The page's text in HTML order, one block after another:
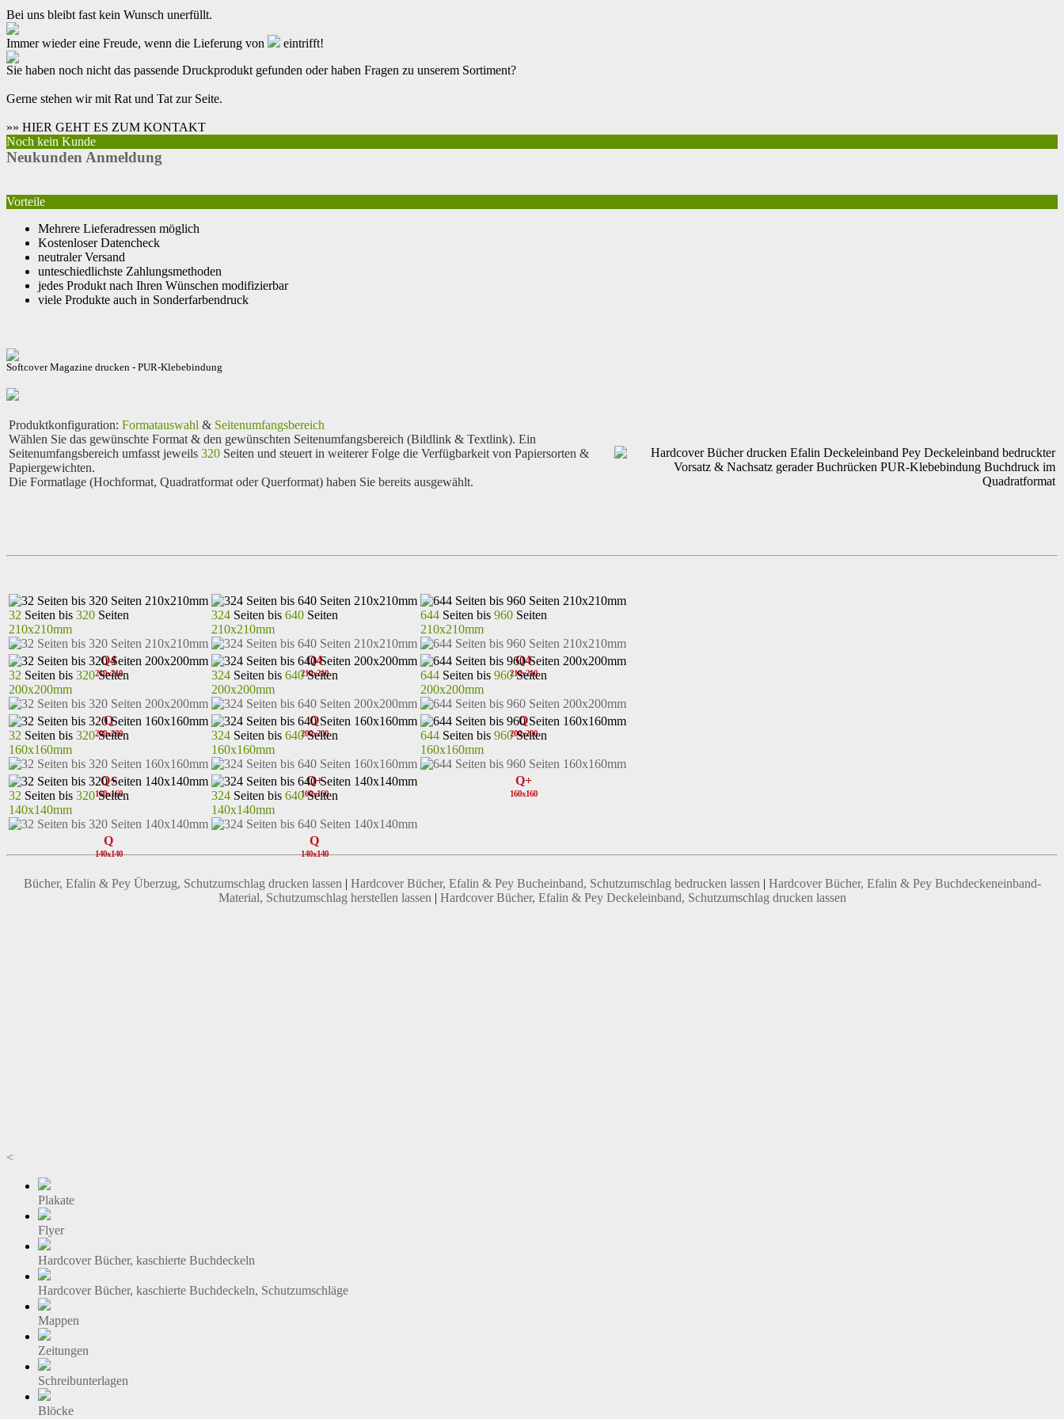
Bei uns bleibt fast kein Wunsch unerfüllt.
Immer wieder eine Freude, wenn die Lieferung von
eintrifft!
Sie haben noch nicht das passende Druckprodukt gefunden oder haben Fragen zu unserem Sortiment?
Gerne stehen wir mit Rat und Tat zur Seite.
»» HIER GEHT ES ZUM KONTAKT
Noch kein Kunde
Neukunden Anmeldung
Vorteile
Mehrere Lieferadressen möglich
Kostenloser Datencheck
neutraler Versand
unteschiedlichste Zahlungsmethoden
jedes Produkt nach Ihren Wünschen modifizierbar
viele Produkte auch in Sonderfarbendruck
Softcover Magazine drucken - PUR-Klebebindung
Produktkonfiguration: Formatauswahl & Seitenumfangsbereich
Wählen Sie das gewünschte Format & den gewünschten Seitenumfangsbereich (Bildlink & Textlink). Ein
Seitenumfangsbereich umfasst jeweils 320 Seiten und steuert in weiterer Folge die Verfügbarkeit von Papiersorten &
Papiergewichten.
Die Formatlage (Hochformat, Quadratformat oder Querformat) haben Sie bereits ausgewählt.
32 Seiten bis 320 Seiten
210x210mm
Q4
210x210
324 Seiten bis 640 Seiten
210x210mm
Q4
210x210
644 Seiten bis 960 Seiten
210x210mm
Q4
210x210
32 Seiten bis 320Seiten
200x200mm
Q
200x200
324 Seiten bis 640Seiten
200x200mm
Q
200x200
644 Seiten bis 960Seiten
200x200mm
Q
200x200
32 Seiten bis 320Seiten
160x160mm
Q+
160x160
324 Seiten bis 640Seiten
160x160mm
Q+
160x160
644 Seiten bis 960Seiten
160x160mm
Q+
160x160
32 Seiten bis 320Seiten
140x140mm
Q
140x140
324 Seiten bis 640Seiten
140x140mm
Q
140x140
Bücher, Efalin & Pey Überzug, Schutzumschlag drucken lassen | Hardcover Bücher, Efalin & Pey Bucheinband, Schutzumschlag bedrucken lassen | Hardcover Bücher, Efalin & Pey Buchdeckeneinband-
Material, Schutzumschlag herstellen lassen | Hardcover Bücher, Efalin & Pey Deckeleinband, Schutzumschlag drucken lassen
<
Plakate
Flyer
Hardcover Bücher, kaschierte Buchdeckeln
Hardcover Bücher, kaschierte Buchdeckeln, Schutzumschläge
Mappen
Zeitungen
Schreibunterlagen
Blöcke